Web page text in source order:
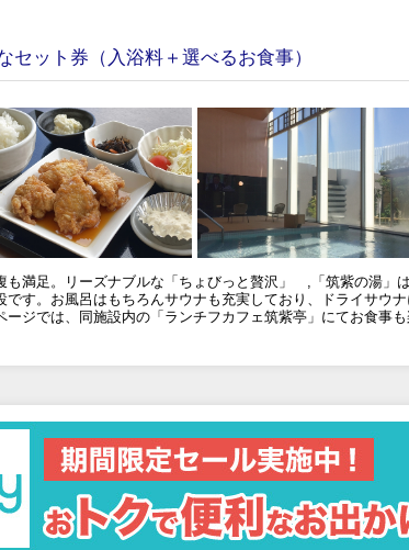
セット券（入浴料＋選べるお食事）
も満足。リーズナブルな「ちょびっと贅沢」 ,「筑紫の湯」
す。お風呂はもちろんサウナも充実しており、ドライサウ
ージでは、同施設内の「ランチフカフェ筑紫亭」にてお食事